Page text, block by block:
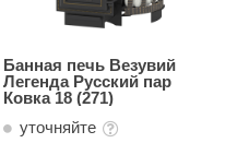
Банная печь Везувий
Легенда Русский пар
Ковка 18 (271)
уточняйте